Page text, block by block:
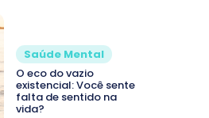
Saúde Mental
O eco do vazio
existencial: Você sente
falta de sentido na
vida?